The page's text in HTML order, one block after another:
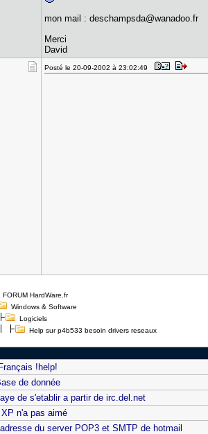
mon mail : deschampsda@wanadoo.fr
Merci
David
Posté le 20-09-2002 à 23:02:49
FORUM HardWare.fr
Windows & Software
Logiciels
Help sur p4b533 besoin drivers reseaux
!help!
de donnée
de s'etablir a partir de irc.del.net
n'a pas aimé
du server POP3 et SMTP de hotmail